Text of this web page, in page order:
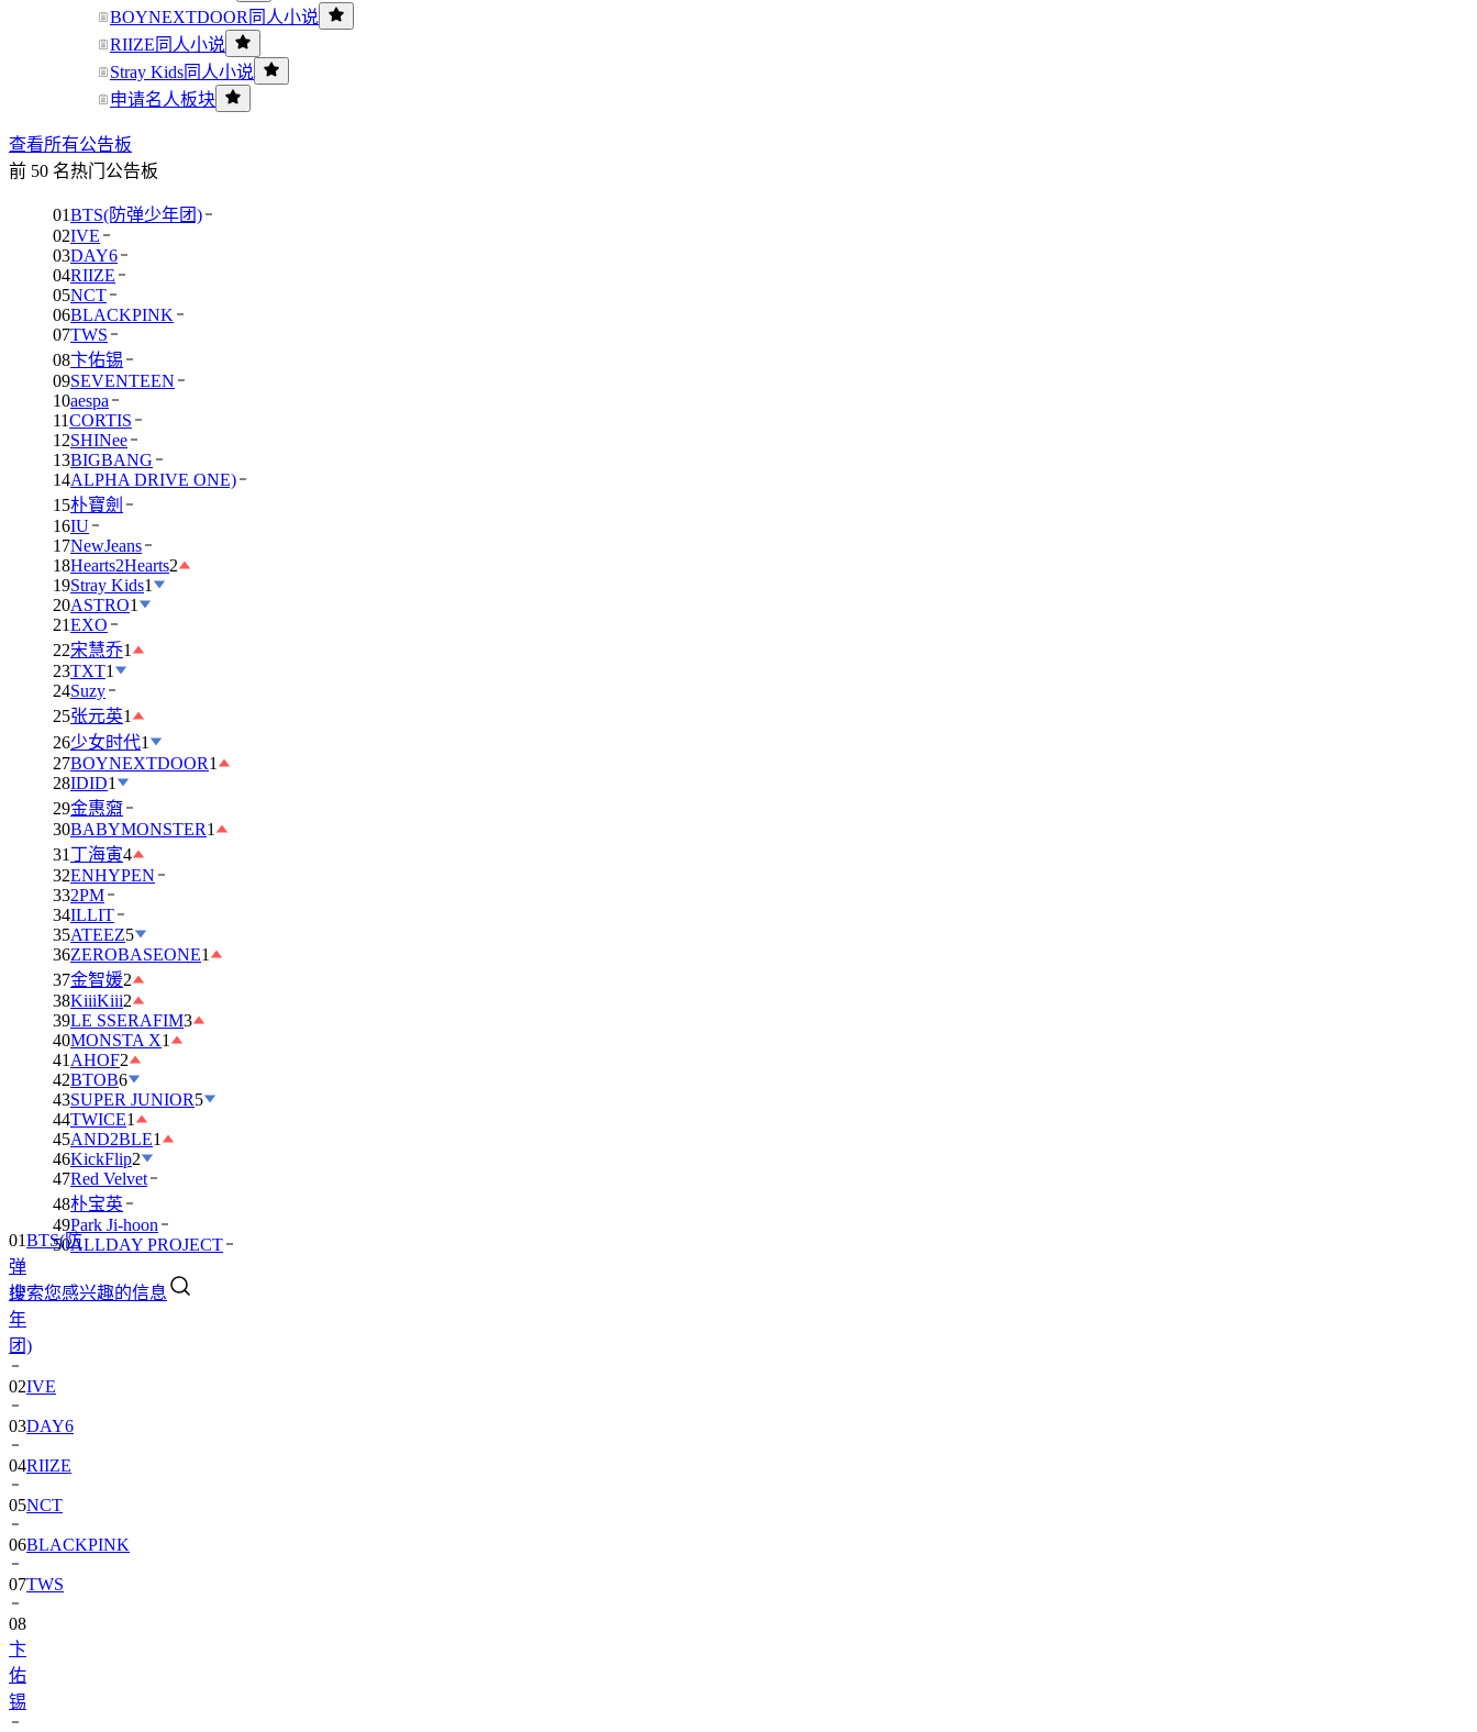
BOYNEXTDOOR同人小说
RIIZE同人小说
Stray Kids同人小说
申请名人板块
查看所有公告板
前 50 名热门公告板
01BTS(防弹少年团)
02IVE
03DAY6
04RIIZE
05NCT
06BLACKPINK
07TWS
08卞佑锡
09SEVENTEEN
10aespa
11CORTIS
12SHINee
13BIGBANG
14ALPHA DRIVE ONE)
15朴寶劍
16IU
17NewJeans
18Hearts2Hearts2
19Stray Kids1
20ASTRO1
21EXO
22宋慧乔1
23TXT1
24Suzy
25张元英1
26少女时代1
27BOYNEXTDOOR1
28IDID1
29金惠奫
30BABYMONSTER1
31 丁海寅4
32ENHYPEN
332PM
34ILLIT
35ATEEZ5
36ZEROBASEONE1
37金智媛2
38KiiiKiii2
39LE SSERAFIM3
40MONSTA X1
41 AHOF2
42BTOB6
43SUPER JUNIOR5
44TWICE1
45AND2BLE1
46KickFlip2
47Red Velvet
48朴宝英
49Park Ji-hoon
50ALLDAY PROJECT
搜索您感兴趣的信息
01BTS(防
弹
少
年
团)
02IVE
03DAY6
04RIIZE
05NCT
06BLACKPINK
07TWS
08
卞
佑
锡